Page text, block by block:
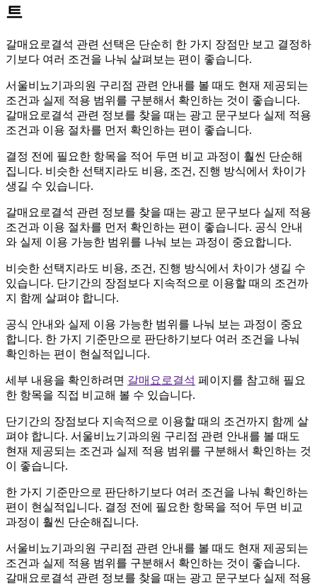
적
기
준
트
갈매요로결석 관련 선택은 단순히 한 가지 장점만 보고 결정하
기보다 여러 조건을 나눠 살펴보는 편이 좋습니다.
서울비뇨기과의원 구리점 관련 안내를 볼 때도 현재 제공되는
조건과 실제 적용 범위를 구분해서 확인하는 것이 좋습니다.
갈매요로결석 관련 정보를 찾을 때는 광고 문구보다 실제 적용
조건과 이용 절차를 먼저 확인하는 편이 좋습니다.
결정 전에 필요한 항목을 적어 두면 비교 과정이 훨씬 단순해
집니다. 비슷한 선택지라도 비용, 조건, 진행 방식에서 차이가
생길 수 있습니다.
갈매요로결석 관련 정보를 찾을 때는 광고 문구보다 실제 적용
조건과 이용 절차를 먼저 확인하는 편이 좋습니다. 공식 안내
와 실제 이용 가능한 범위를 나눠 보는 과정이 중요합니다.
비슷한 선택지라도 비용, 조건, 진행 방식에서 차이가 생길 수
있습니다. 단기간의 장점보다 지속적으로 이용할 때의 조건까
지 함께 살펴야 합니다.
공식 안내와 실제 이용 가능한 범위를 나눠 보는 과정이 중요
합니다. 한 가지 기준만으로 판단하기보다 여러 조건을 나눠
확인하는 편이 현실적입니다.
세부 내용을 확인하려면 갈매요로결석 페이지를 참고해 필요
한 항목을 직접 비교해 볼 수 있습니다.
단기간의 장점보다 지속적으로 이용할 때의 조건까지 함께 살
펴야 합니다. 서울비뇨기과의원 구리점 관련 안내를 볼 때도
현재 제공되는 조건과 실제 적용 범위를 구분해서 확인하는 것
이 좋습니다.
한 가지 기준만으로 판단하기보다 여러 조건을 나눠 확인하는
편이 현실적입니다. 결정 전에 필요한 항목을 적어 두면 비교
과정이 훨씬 단순해집니다.
서울비뇨기과의원 구리점 관련 안내를 볼 때도 현재 제공되는
조건과 실제 적용 범위를 구분해서 확인하는 것이 좋습니다.
갈매요로결석 관련 정보를 찾을 때는 광고 문구보다 실제 적용